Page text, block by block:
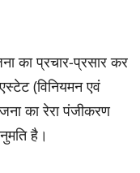
का प्रचार-प्रसार कर
(विनियमन एवं
का रेरा पंजीकरण
है।